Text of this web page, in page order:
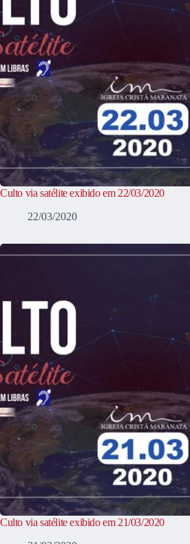
Culto via satélite exibido em 22/03/2020
22/03/2020
Culto via satélite exibido em 21/03/2020